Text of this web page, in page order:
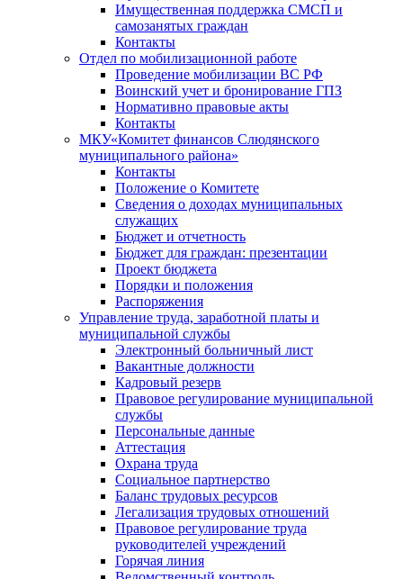
Имущественная поддержка СМСП и
самозанятых граждан
Контакты
Отдел по мобилизационной работе
Проведение мобилизации ВС РФ
Воинский учет и бронирование ГПЗ
Нормативно правовые акты
Контакты
МКУ«Комитет финансов Слюдянского
муниципального района»
Контакты
Положение о Комитете
Сведения о доходах муниципальных
служащих
Бюджет и отчетность
Бюджет для граждан: презентации
Проект бюджета
Порядки и положения
Распоряжения
Управление труда, заработной платы и
муниципальной службы
Электронный больничный лист
Вакантные должности
Кадровый резерв
Правовое регулирование муниципальной
службы
Персональные данные
Аттестация
Охрана труда
Социальное партнерство
Баланс трудовых ресурсов
Легализация трудовых отношений
Правовое регулирование труда
руководителей учреждений
Горячая линия